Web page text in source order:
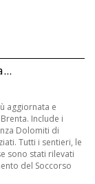
aggiornata e
Include i
Dolomiti di
Tutti i sentieri, le
sono stati rilevati
del Soccorso